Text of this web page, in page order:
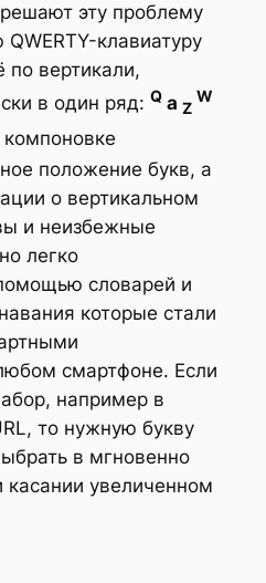
эту проблему
клавиатуру
вертикали,
в один ряд: Qa Z
W
положение букв, а
о вертикальном
и неизбежные
легко
словарей и
которые стали
смартфоне. Если
например в
то нужную букву
в мгновенно
увеличенном